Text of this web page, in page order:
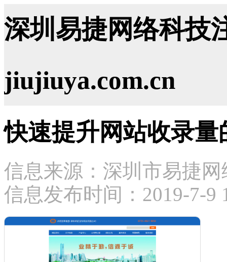
深圳易捷网络科技
jiujiuya.com.cn
快速提升网站收录量
信息来源：深圳市易捷
信息发布时间：2019-7-9